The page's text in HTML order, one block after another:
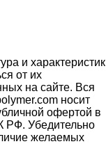
и
от их
на сайте. Вся
носит
офертой в
РФ. Убедительно
желаемых